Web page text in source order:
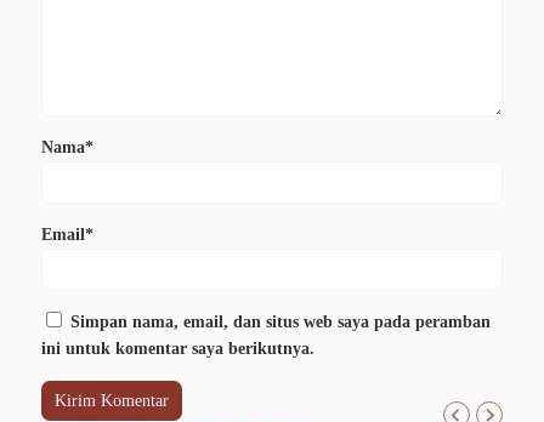
Nama*
Email*
Simpan nama, email, dan situs web saya pada peramban
ini untuk komentar saya berikutnya.